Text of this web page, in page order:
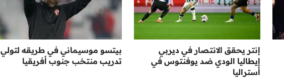
إنتر يحقق الانتصار في ديربي
إيطاليا الودي ضد يوفنتوس في
أستراليا
بيتسو موسيماني في طريقه لتولي
تدريب منتخب جنوب أفريقيا